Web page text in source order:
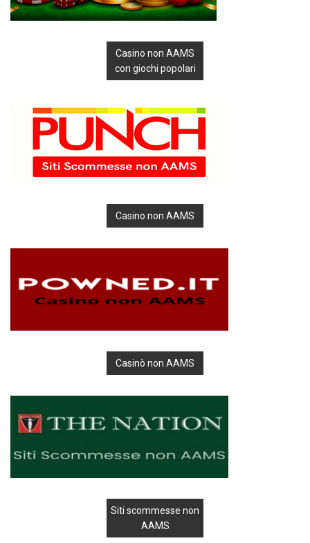
Casino non AAMS
con giochi popolari
Casino non AAMS
Casinò non AAMS
Siti scommesse non
AAMS